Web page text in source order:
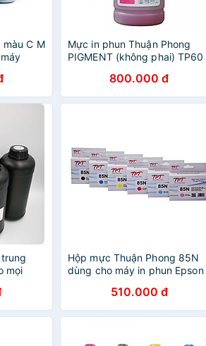
C M
L805/L800/L850-
Mực in phun Thuận Phong
PIGMENT (không phai) TP60
800.000 đ
mọi
Hộp mực Thuận Phong 85N
dùng cho máy in phun Epson
Hàng Chính Hãng
510.000 đ